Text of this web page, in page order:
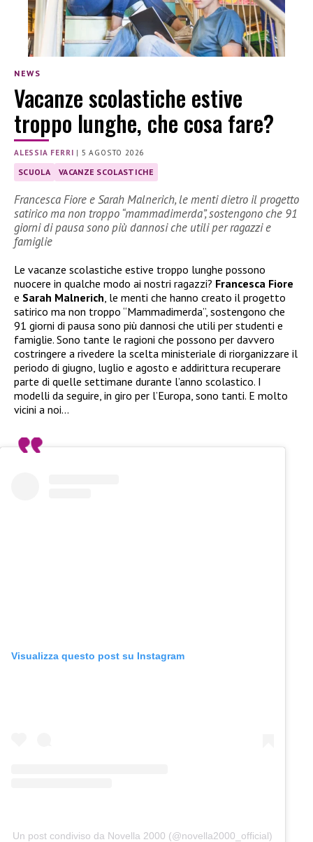
NEWS
Vacanze scolastiche estive
troppo lunghe, che cosa fare?
ALESSIA FERRI | 5 AGOSTO 2026
SCUOLA VACANZE SCOLASTICHE
Francesca Fiore e Sarah Malnerich, le menti dietro il progetto
satirico ma non troppo “mammadimerda”, sostengono che 91
giorni di pausa sono più dannosi che utili per ragazzi e
famiglie
Le vacanze scolastiche estive troppo lunghe possono
nuocere in qualche modo ai nostri ragazzi? Francesca Fiore
e Sarah Malnerich, le menti che hanno creato il progetto
satirico ma non troppo “Mammadimerda”, sostengono che
91 giorni di pausa sono più dannosi che utili per studenti e
famiglie. Sono tante le ragioni che possono per davvero
costringere a rivedere la scelta ministeriale di riorganizzare il
periodo di giugno, luglio e agosto e addirittura recuperare
parte di quelle settimane durante l’anno scolastico. I
modelli da seguire, in giro per l’Europa, sono tanti. E molto
vicini a noi…
Visualizza questo post su Instagram
Un post condiviso da Novella 2000 (@novella2000_official)